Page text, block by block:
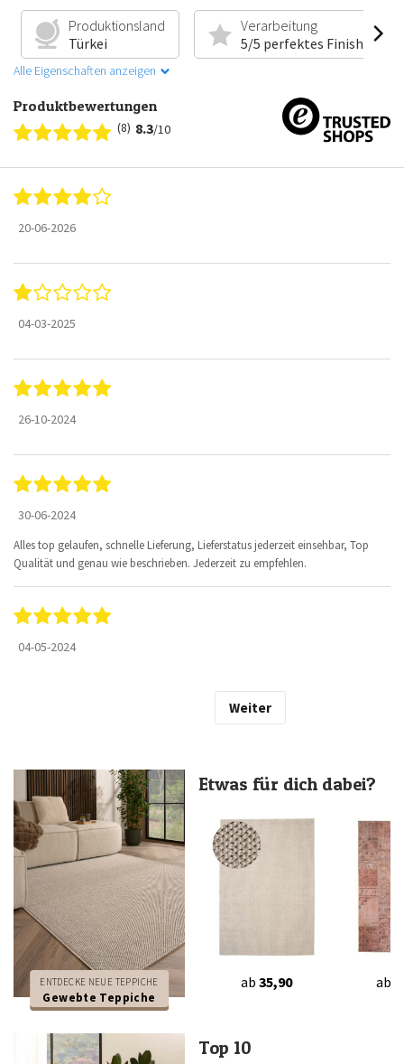
Produktionsland
Türkei
Verarbeitung
5/5 perfektes Finish
Alle Eigenschaften anzeigen
Produktbewertungen
(8) 8.3/10
20-06-2026
04-03-2025
26-10-2024
30-06-2024
Alles top gelaufen, schnelle Lieferung, Lieferstatus jederzeit einsehbar, Top
Qualität und genau wie beschrieben. Jederzeit zu empfehlen.
04-05-2024
Weiter
ENTDECKE NEUE TEPPICHE
Gewebte Teppiche
Etwas für dich dabei?
ab 35,90 ab
Top 10